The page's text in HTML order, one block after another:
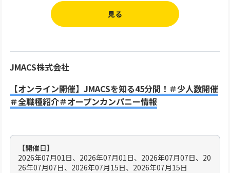
見る
JMACS株式会社
【オンライン開催】JMACSを知る45分間！＃少人数開催
＃全職種紹介＃オープンカンパニー情報
【開催日】
2026年07月01日、2026年07月01日、2026年07月07日、20
26年07月07日、2026年07月15日、2026年07月15日